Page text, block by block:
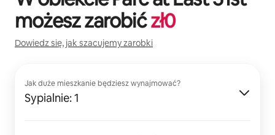
możesz zarobićzł0
Dowiedz się, jak szacujemy zarobki
Jak duże mieszkanie będziesz wynajmować?
Sypialnie: 1